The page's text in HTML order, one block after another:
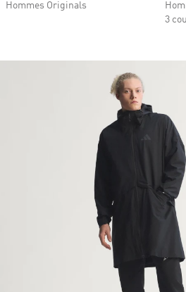
Hommes Originals
3